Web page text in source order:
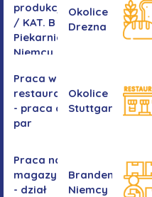
produkcji
/ KAT. B -
Piekarnia
Niemcy
Okolice
Drezna
Praca w
restauracji
- praca dla
par
Okolice
Stuttgartu
Praca na
magazynie
- dział
Brandenburgia,
Niemcy